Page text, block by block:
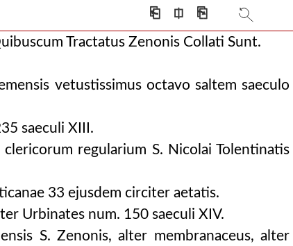
⎗ ⎅ ⎘
editioni veronensi anni 1586.
1586.
Tractatus Zenonis Collati Sunt.
vetustissimus octavo saltem saeculo
saeculi XIII.
regularium S. Nicolai Tolentinatis
33 ejusdem circiter aetatis.
Urbinates num. 150 saeculi XIV.
S. Zenonis, alter membranaceus, alter